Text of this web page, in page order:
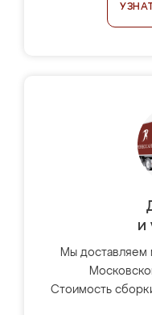
и
Мы доставляем
Стоимость